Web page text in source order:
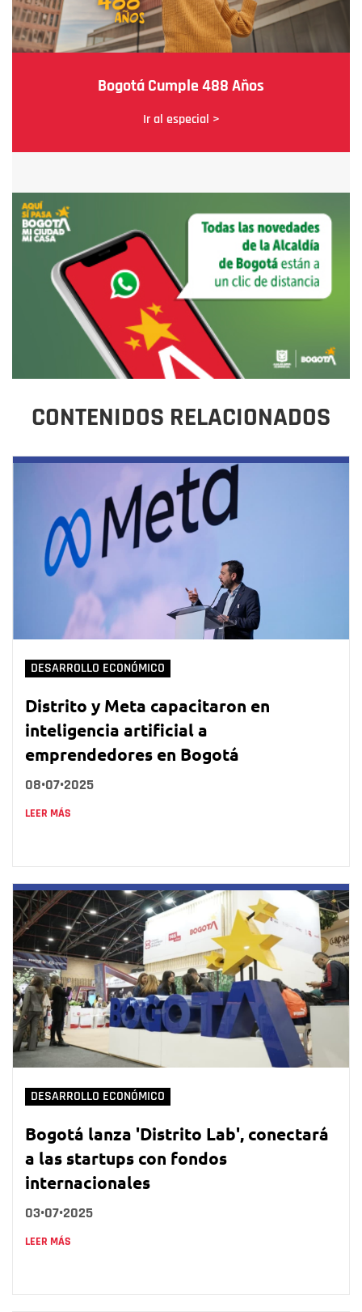
Bogotá Cumple 488 Años
Ir al especial >
CONTENIDOS RELACIONADOS
DESARROLLO ECONÓMICO
Distrito y Meta capacitaron en
inteligencia artificial a
emprendedores en Bogotá
08•07•2025
LEER MÁS
DESARROLLO ECONÓMICO
Bogotá lanza 'Distrito Lab', conectará
a las startups con fondos
internacionales
03•07•2025
LEER MÁS